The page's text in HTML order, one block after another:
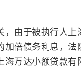
，由于被执行人
倍债务利息，
万达小额贷款有